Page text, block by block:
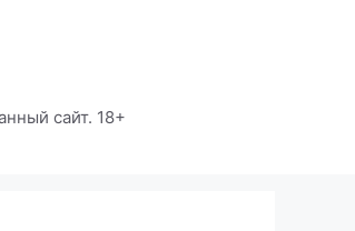
сайт. 18+